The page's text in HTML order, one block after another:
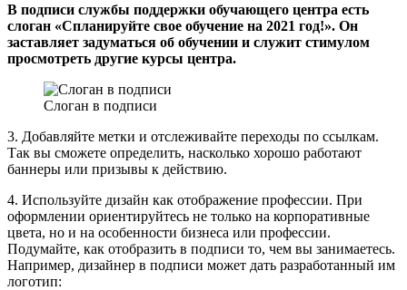
В подписи службы поддержки обучающего центра есть
слоган «Спланируйте свое обучение на 2021 год!». Он
заставляет задуматься об обучении и служит стимулом
просмотреть другие курсы центра.
Слоган в подписи
3. Добавляйте метки и отслеживайте переходы по ссылкам.
Так вы сможете определить, насколько хорошо работают
баннеры или призывы к действию.
4. Используйте дизайн как отображение профессии. При
оформлении ориентируйтесь не только на корпоративные
цвета, но и на особенности бизнеса или профессии.
Подумайте, как отобразить в подписи то, чем вы занимаетесь.
Например, дизайнер в подписи может дать разработанный им
логотип: